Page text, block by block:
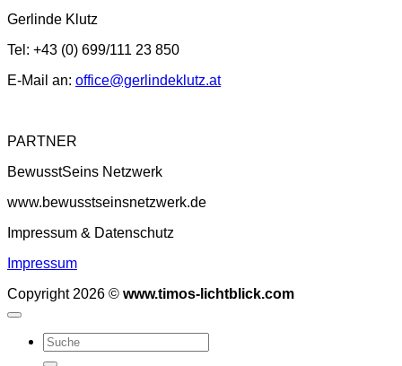
Gerlinde Klutz
Tel: +43 (0) 699/111 23 850
E-Mail an: office@gerlindeklutz.at
PARTNER
BewusstSeins Netzwerk
www.bewusstseinsnetzwerk.de
Impressum & Datenschutz
Impressum
Copyright 2026 © www.timos-lichtblick.com